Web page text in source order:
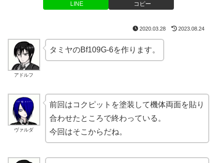
LINE コピー
2020.03.28 2023.08.24
アドルフ
タミヤのBf109G-6を作ります。
ヴァルダ
前回はコクピットを塗装して機体両面を貼り
合わせたところで終わっている。
今回はそこからだね。